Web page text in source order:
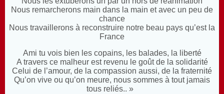
Nous remarcherons main dans la main et avec un peu de
chance
Nous travaillerons à reconstruire notre beau pays qu’est la
France
Ami tu vois bien les copains, les balades, la liberté
A travers ce malheur est revenu le goût de la solidarité
Celui de l’amour, de la compassion aussi, de la fraternité
Qu’on vive ou qu’on meure, nous sommes à tout jamais
tous reliés.. »